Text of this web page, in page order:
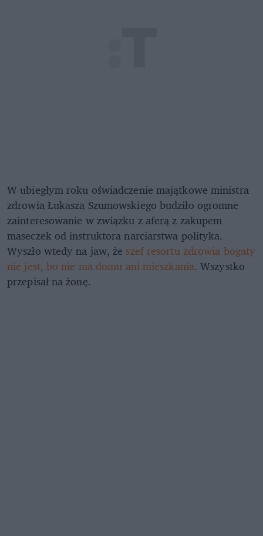
W ubiegłym roku oświadczenie majątkowe ministra
zdrowia Łukasza Szumowskiego budziło ogromne
zainteresowanie w związku z aferą z zakupem
maseczek od instruktora narciarstwa polityka.
Wyszło wtedy na jaw, żeszef resortu zdrowia bogaty
nie jest, bo nie ma domu ani mieszkania. Wszystko
przepisał na żonę.